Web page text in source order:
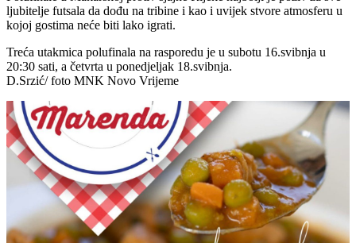
ljubitelje futsala da dođu na tribine i kao i uvijek stvore atmosferu u
kojoj gostima neće biti lako igrati.
Treća utakmica polufinala na rasporedu je u subotu 16.svibnja u
20:30 sati, a četvrta u ponedjeljak 18.svibnja.
D.Srzić/ foto MNK Novo Vrijeme